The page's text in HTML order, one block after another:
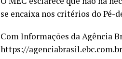
se encaixa nos critérios do
Com Informações da Agência
https://